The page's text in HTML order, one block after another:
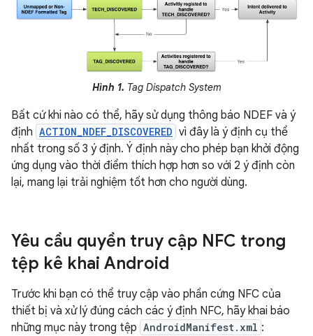
Hình 1. Tag Dispatch System
Bất cứ khi nào có thể, hãy sử dụng thông báo NDEF và ý
định ACTION_NDEF_DISCOVERED vì đây là ý định cụ thể
nhất trong số 3 ý định. Ý định này cho phép bạn khởi động
ứng dụng vào thời điểm thích hợp hơn so với 2 ý định còn
lại, mang lại trải nghiệm tốt hơn cho người dùng.
Yêu cầu quyền truy cập NFC trong
tệp kê khai Android
Trước khi bạn có thể truy cập vào phần cứng NFC của
thiết bị và xử lý đúng cách các ý định NFC, hãy khai báo
những mục này trong tệp AndroidManifest.xml :